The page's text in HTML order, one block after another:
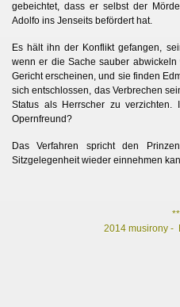
gebeichtet, dass er selbst der
Adolfo ins Jenseits befördert hat.
Es hält ihn der Konflikt gefangen,
wenn er die Sache sauber
Gericht erscheinen, und sie finden
sich entschlossen, das Verbrechen
Status als Herrscher zu
Opernfreund?
Das Verfahren spricht den
Sitzgelegenheit wieder einnehmen
2014 musirony -